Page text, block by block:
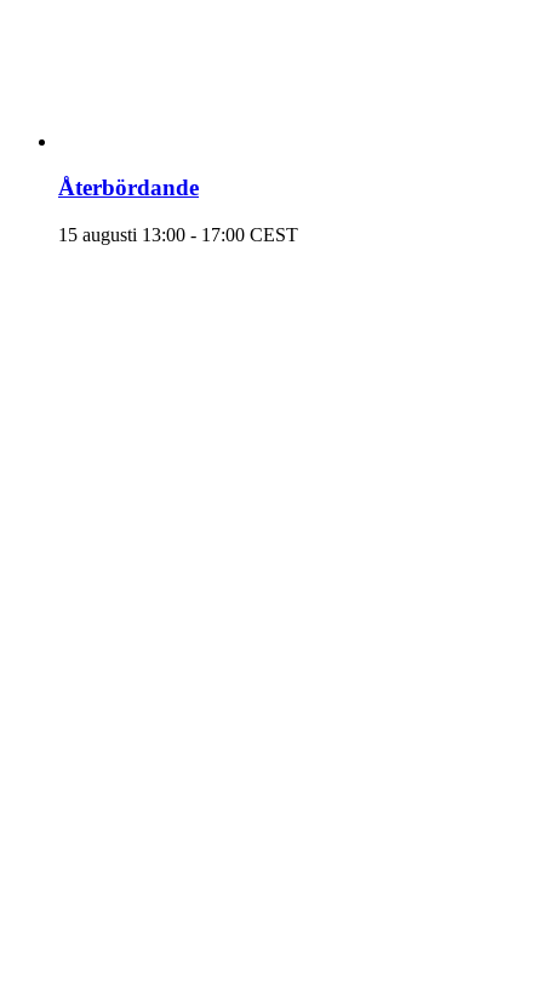
Återbördande
15 augusti 13:00 - 17:00 CEST